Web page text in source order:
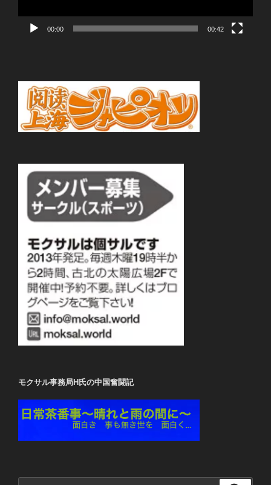
00:00 00:42
モクサル事務局H氏の中国奮闘記